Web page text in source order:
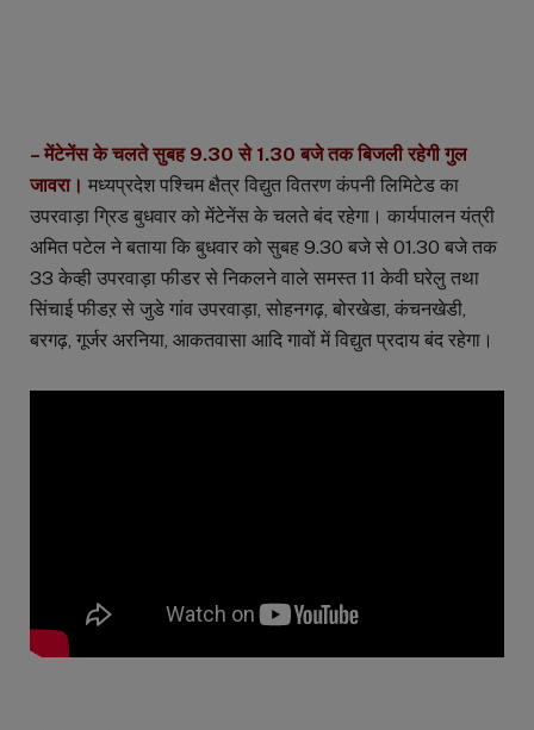
– मेंटेनेंस के चलते सुबह 9.30 से 1.30 बजे तक बिजली रहेगी गुल
जावरा। मध्यप्रदेश पश्चिम क्षैत्र विद्युत वितरण कंपनी लिमिटेड का
उपरवाड़ा ग्रिड बुधवार को मेंटेनेंस के चलते बंद रहेगा। कार्यपालन यंत्री
अमित पटेल ने बताया कि बुधवार को सुबह 9.30 बजे से 01.30 बजे तक
33 केव्ही उपरवाड़ा फीडर से निकलने वाले समस्त 11 केवी घरेलु तथा
सिंचाई फीडऱ से जुडे गांव उपरवाड़ा, सोहनगढ़, बोरखेडा, कंचनखेडी,
बरगढ़, गूर्जर अरनिया, आकतवासा आदि गावों में विद्युत प्रदाय बंद रहेगा।